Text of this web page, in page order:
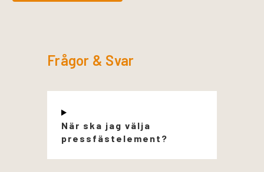
Frågor & Svar
När ska jag välja
pressfästelement?